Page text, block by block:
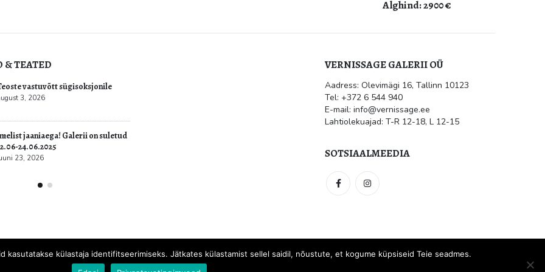
Alghind: 2900 €
& TEATED
Vernissage galeriis
Kultuur.err: Vernissage galeriis
avati Jüri Mildebergi näitus
“Hingedeusk”
VERNISSAGE GALERII OÜ
Aadress: Olevimägi 16, Tallinn 10123
Tel: +372 6 544 940
E-mail: info@vernissage.ee
kasutatakse külastaja identifitseerimiseks. Jätkates külastamist sellel saidil, nõustute, et kogume küpsiseid Teie seadmes.